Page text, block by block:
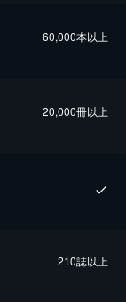
60,000本以上
20,000冊以上
210誌以上